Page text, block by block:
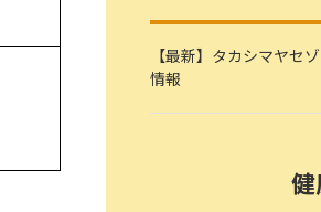
【最新】タカシマヤセ
情報